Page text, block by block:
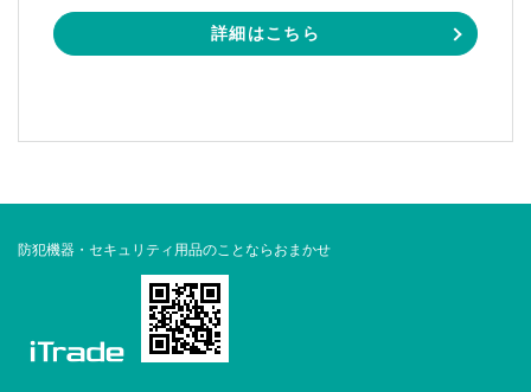
詳細はこちら
防犯機器・セキュリティ用品のことならおまかせ